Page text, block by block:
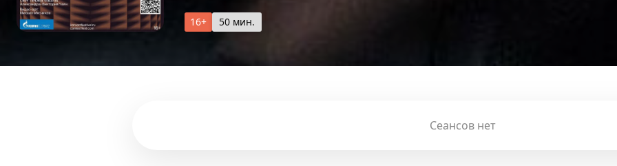
16+ 50 мин.
Сеансов нет